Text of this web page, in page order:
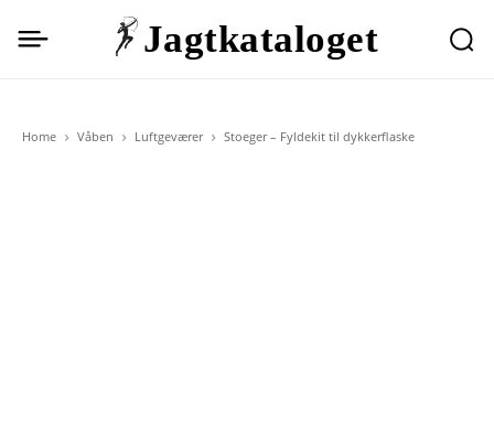
Jagtkataloget
Home Våben Luftgeværer Stoeger – Fyldekit til dykkerflaske